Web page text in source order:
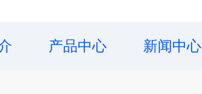
产品中心 新闻中心